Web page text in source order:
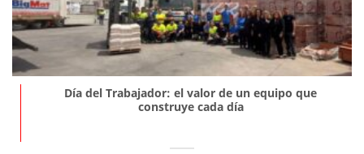
Día del Trabajador: el valor de un equipo que
construye cada día